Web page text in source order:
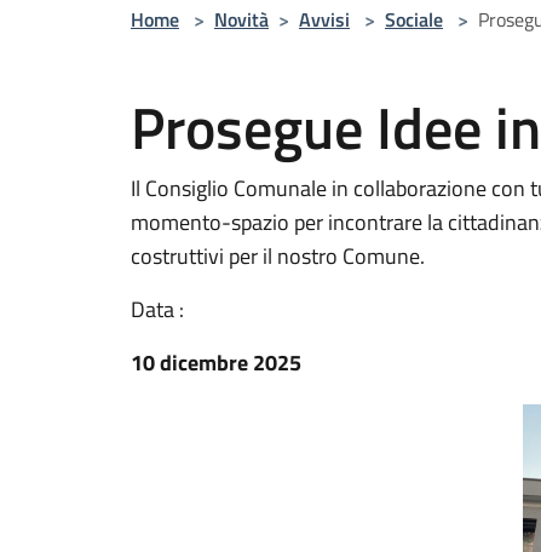
Home > Novità > Avvisi > Sociale >
Prosegue Idee
Il Consiglio Comunale in collaborazione
momento-spazio per incontrare la
costruttivi per il nostro Comune.
Data :
10 dicembre 2025